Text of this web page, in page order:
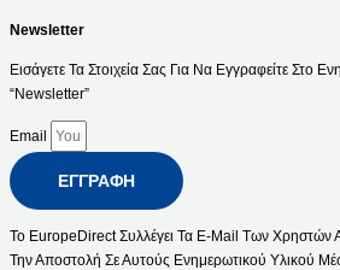
Newsletter
Εισάγετε Τα Στοιχεία Σας Για Να Εγγραφείτε Στο
“Newsletter”
Email
ΕΓΓΡΑΦΉ
Το EuropeDirect Συλλέγει Τα E-Mail Των Χρηστών
Την Αποστολή Σε Αυτούς Ενημερωτικού Υλικού